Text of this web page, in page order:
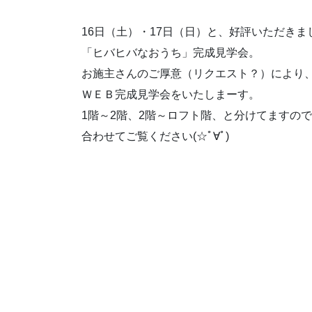
16日（土）・17日（日）と、好評いただきま
「ヒバヒバなおうち」完成見学会。
お施主さんのご厚意（リクエスト？）により、
ＷＥＢ完成見学会をいたしまーす。
1階～2階、2階～ロフト階、と分けてますので
合わせてご覧ください(☆ﾟ∀ﾟ)